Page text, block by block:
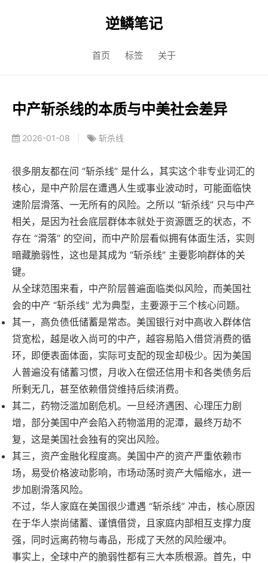
逆鳞笔记
首页 标签 关于
中产斩杀线的本质与中美社会差异
2026-01-08 斩杀线
很多朋友都在问 “斩杀线” 是什么，其实这个非专业词汇的
核心，是中产阶层在遭遇人生或事业波动时，可能面临快
速阶层滑落、一无所有的风险。之所以 “斩杀线” 只与中产
相关，是因为社会底层群体本就处于资源匮乏的状态，不
存在 “滑落” 的空间，而中产阶层看似拥有体面生活，实则
暗藏脆弱性，这也是其成为 “斩杀线” 主要影响群体的关
键。
从全球范围来看，中产阶层普遍面临类似风险，而美国社
会的中产 “斩杀线” 尤为典型，主要源于三个核心问题。
其一，高负债低储蓄是常态。美国银行对中高收入群体信
贷宽松，越是收入尚可的中产，越容易陷入借贷消费的循
环，即便表面体面，实际可支配的现金却极少。因为美国
人普遍没有储蓄习惯，月收入在偿还信用卡和各类债务后
所剩无几，甚至依赖借贷维持后续消费。
其二，药物泛滥加剧危机。一旦经济遇困、心理压力剧
增，部分美国中产会陷入药物滥用的泥潭，最终万劫不
复，这是美国社会独有的突出风险。
其三，资产金融化程度高。美国中产的资产严重依赖市
场，易受价格波动影响，市场动荡时资产大幅缩水，进一
步加剧滑落风险。
不过，华人家庭在美国很少遭遇 “斩杀线” 冲击，核心原因
在于华人崇尚储蓄、谨慎借贷，且家庭内部相互支撑力度
强，同时远离药物与毒品，形成了天然的风险缓冲。
事实上，全球中产的脆弱性都有三大本质根源。首先，中